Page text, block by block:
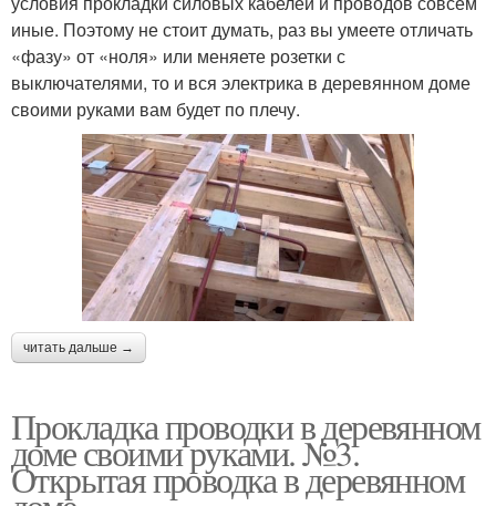
иные. Поэтому не стоит думать, раз вы умеете отличать
«фазу» от «ноля» или меняете розетки с
выключателями, то и вся электрика в деревянном доме
своими руками вам будет по плечу.
читать дальше →
Прокладка проводки в деревянном
доме своими руками. №3.
Открытая проводка в деревянном